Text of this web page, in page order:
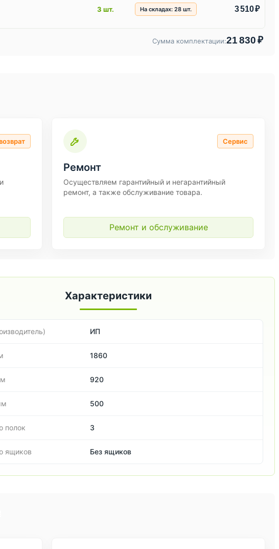
3 шт. На складах: 28шт. 3 510 ₽
Сумма комплектации:21 830 ₽
Сервис
Ремонт
Осуществляем гарантийный и негарантийный
ремонт, а также обслуживание товара.
Ремонт и обслуживание
Характеристики
ИП
1860
920
500
полок 3
ящиков Без ящиков